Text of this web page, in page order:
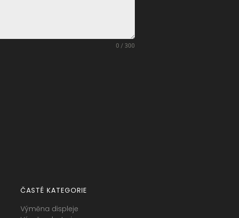
0 / 300
ČASTÉ KATEGORIE
Výměna displeje